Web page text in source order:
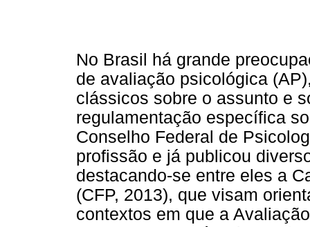
No Brasil há grande
de avaliação psicológica
clássicos sobre o assunto e
regulamentação específica
Conselho Federal de
profissão e já publicou
destacando-se entre eles a
(CFP, 2013), que visam
contextos em que a